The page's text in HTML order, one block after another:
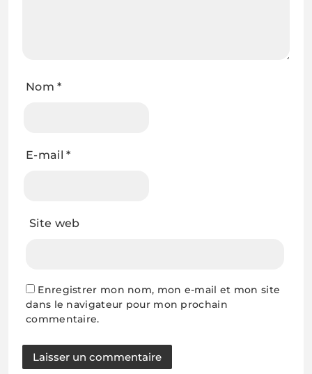
Nom*
E-mail*
Site web
Enregistrer mon nom, mon e-mail et mon site
dans le navigateur pour mon prochain
commentaire.